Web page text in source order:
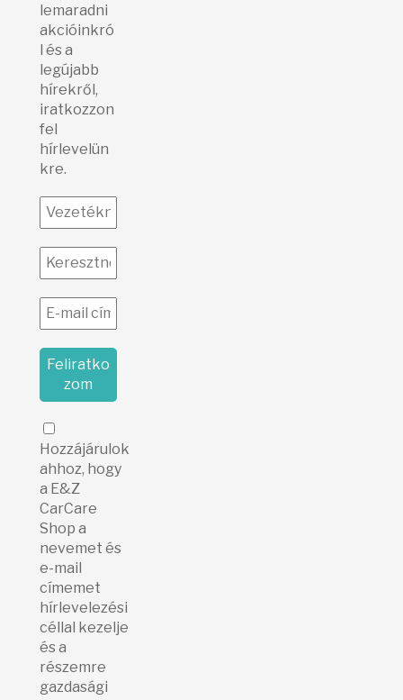
lemaradni
akcióinkró
l és a
legújabb
hírekről,
iratkozzon
fel
hírlevelün
kre.
Hozzájárulok
ahhoz, hogy
a E&Z
CarCare
Shop a
nevemet és
e-mail
címemet
hírlevelezési
céllal kezelje
és a
részemre
gazdasági